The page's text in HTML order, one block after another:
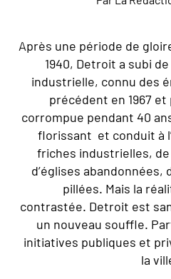
Après une période de
1940, Detroit a subi
industrielle, connu des
précédent en 1967 et
corrompue pendant 40
florissant et conduit à
friches industrielles,
d’églises abandonnées,
pillées. Mais la
contrastée. Detroit est
un nouveau souffle.
initiatives publiques et
la